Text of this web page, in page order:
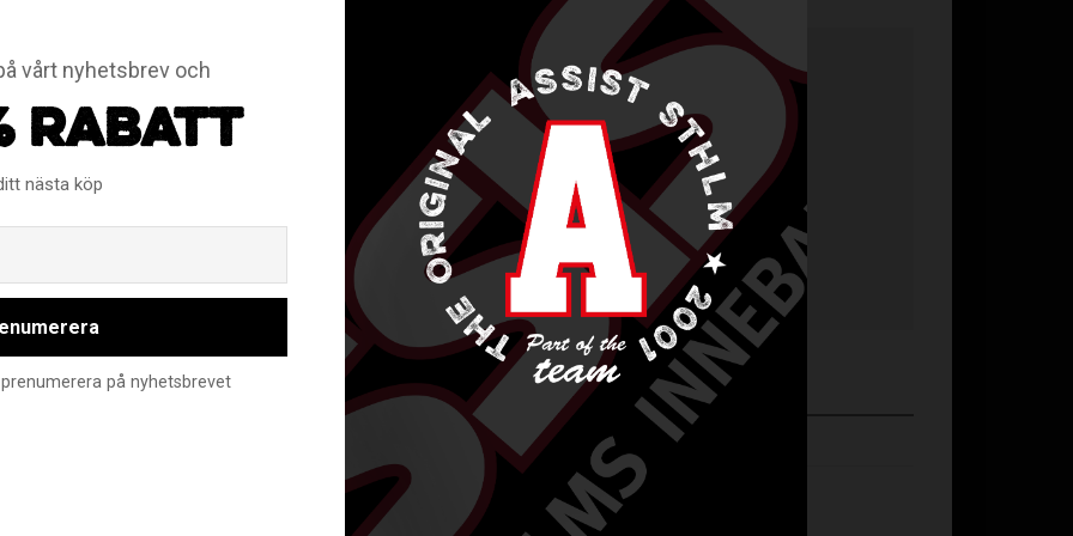
PE SLICKS-slidebar
RELATERADE PRODUKTER
vårt nyhetsbrev och
RABATT
nästa köp
på nyhetsbrevet